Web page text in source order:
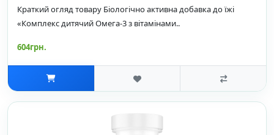
Краткий огляд товару Біологічно активна добавка до їжі
«Комплекс дитячий Омега-3 з вітамінами..
604грн.